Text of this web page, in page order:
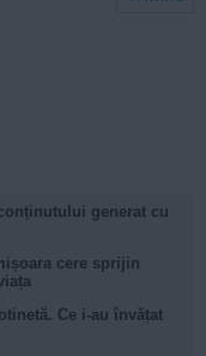
generat cu
cere sprijin
Ce i-au învățat